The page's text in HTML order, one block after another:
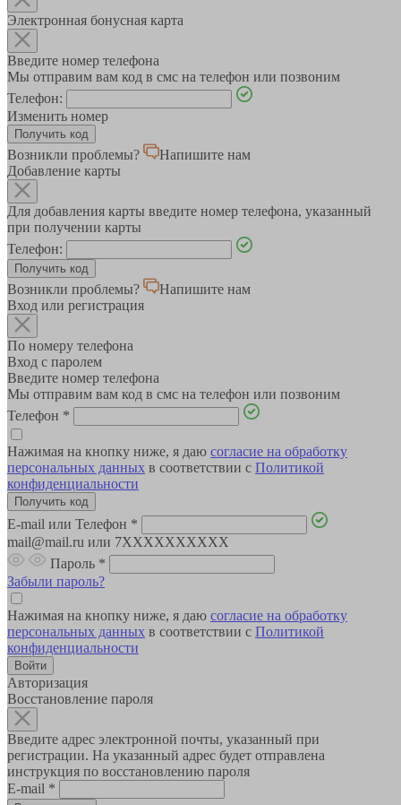
Электронная бонусная карта
Введите номер телефона
Мы отправим вам код в смс на телефон или позвоним
Телефон:
Изменить номер
Возникли проблемы?
Напишите нам
Добавление карты
Для добавления карты введите номер телефона, указанный
при получении карты
Телефон:
Возникли проблемы?
Напишите нам
Вход или регистрация
По номеру телефона
Вход с паролем
Введите номер телефона
Мы отправим вам код в смс на телефон или позвоним
Телефон *
Нажимая на кнопку ниже, я даю согласие на обработку
персональных данных в соответствии с Политикой
конфиденциальности
E-mail или Телефон *
mail@mail.ru или 7XXXXXXXXXX
Пароль *
Забыли пароль?
Нажимая на кнопку ниже, я даю согласие на обработку
персональных данных в соответствии с Политикой
конфиденциальности
Авторизация
Восстановление пароля
Введите адрес электронной почты, указанный при
регистрации. На указанный адрес будет отправлена
инструкция по восстановлению пароля
E-mail *